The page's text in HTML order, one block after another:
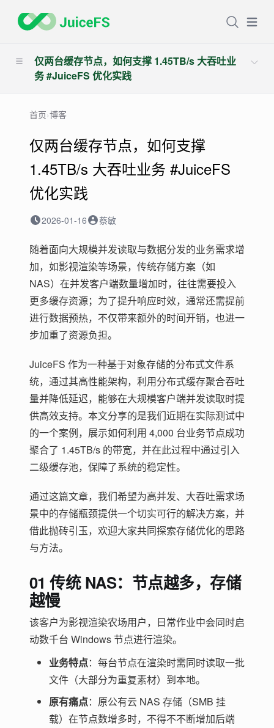
仅两台缓存节点，如何支撑 1.45TB/s 大吞吐业
务 #JuiceFS 优化实践
首页›博客
仅两台缓存节点，如何支撑
1.45TB/s 大吞吐业务 #JuiceFS
优化实践
2026-01-16 蔡敏
随着面向大规模并发读取与数据分发的业务需求增
加，如影视渲染等场景，传统存储方案（如
NAS）在并发客户端数量增加时，往往需要投入
更多缓存资源；为了提升响应时效，通常还需提前
进行数据预热，不仅带来额外的时间开销，也进一
步加重了资源负担。
JuiceFS 作为一种基于对象存储的分布式文件系
统，通过其高性能架构，利用分布式缓存聚合吞吐
量并降低延迟，能够在大规模客户端并发读取时提
供高效支持。本文分享的是我们近期在实际测试中
的一个案例，展示如何利用 4,000 台业务节点成功
聚合了 1.45TB/s 的带宽，并在此过程中通过引入
二级缓存池，保障了系统的稳定性。
通过这篇文章，我们希望为高并发、大吞吐需求场
景中的存储瓶颈提供一个切实可行的解决方案，并
借此抛砖引玉，欢迎大家共同探索存储优化的思路
与方法。
01 传统 NAS：节点越多，存储
越慢
该客户为影视渲染农场用户，日常作业中会同时启
动数千台 Windows 节点进行渲染。
业务特点：每台节点在渲染时需同时读取一批
文件（大部分为重复素材）到本地。
原有痛点：原公有云 NAS 存储（SMB 挂
载）在节点数增多时，不得不不断增加后端